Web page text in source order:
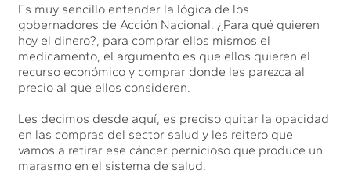
Es muy sencillo entender la lógica de los
gobernadores de Acción Nacional. ¿Para qué quieren
hoy el dinero?, para comprar ellos mismos el
medicamento, el argumento es que ellos quieren el
recurso económico y comprar donde les parezca al
precio al que ellos consideren.
Les decimos desde aquí, es preciso quitar la opacidad
en las compras del sector salud y les reitero que
vamos a retirar ese cáncer pernicioso que produce un
marasmo en el sistema de salud.